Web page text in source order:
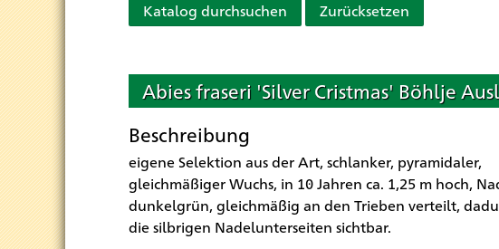
Katalog durchsuchen Zurücksetzen
Abies fraseri 'Silver Cristmas' Böhlje
Beschreibung
eigene Selektion aus der Art, schlanker, pyramidaler,
gleichmäßiger Wuchs, in 10 Jahren ca. 1,25 m hoch,
dunkelgrün, gleichmäßig an den Trieben verteilt,
die silbrigen Nadelunterseiten sichtbar.